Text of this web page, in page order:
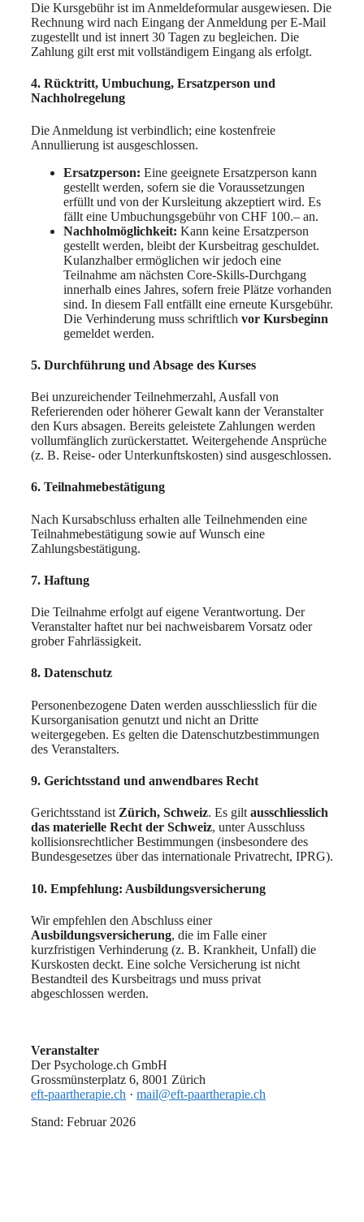
Die Kursgebühr ist im Anmeldeformular ausgewiesen. Die
Rechnung wird nach Eingang der Anmeldung per E-Mail
zugestellt und ist innert 30 Tagen zu begleichen. Die
Zahlung gilt erst mit vollständigem Eingang als erfolgt.
4. Rücktritt, Umbuchung, Ersatzperson und
Nachholregelung
Die Anmeldung ist verbindlich; eine kostenfreie
Annullierung ist ausgeschlossen.
Ersatzperson: Eine geeignete Ersatzperson kann
gestellt werden, sofern sie die Voraussetzungen
erfüllt und von der Kursleitung akzeptiert wird. Es
fällt eine Umbuchungsgebühr von CHF 100.– an.
Nachholmöglichkeit: Kann keine Ersatzperson
gestellt werden, bleibt der Kursbeitrag geschuldet.
Kulanzhalber ermöglichen wir jedoch eine
Teilnahme am nächsten Core-Skills-Durchgang
innerhalb eines Jahres, sofern freie Plätze vorhanden
sind. In diesem Fall entfällt eine erneute Kursgebühr.
Die Verhinderung muss schriftlich vor Kursbeginn
gemeldet werden.
5. Durchführung und Absage des Kurses
Bei unzureichender Teilnehmerzahl, Ausfall von
Referierenden oder höherer Gewalt kann der Veranstalter
den Kurs absagen. Bereits geleistete Zahlungen werden
vollumfänglich zurückerstattet. Weitergehende Ansprüche
(z. B. Reise- oder Unterkunftskosten) sind ausgeschlossen.
6. Teilnahmebestätigung
Nach Kursabschluss erhalten alle Teilnehmenden eine
Teilnahmebestätigung sowie auf Wunsch eine
Zahlungsbestätigung.
7. Haftung
Die Teilnahme erfolgt auf eigene Verantwortung. Der
Veranstalter haftet nur bei nachweisbarem Vorsatz oder
grober Fahrlässigkeit.
8. Datenschutz
Personenbezogene Daten werden ausschliesslich für die
Kursorganisation genutzt und nicht an Dritte
weitergegeben. Es gelten die Datenschutzbestimmungen
des Veranstalters.
9. Gerichtsstand und anwendbares Recht
Gerichtsstand ist Zürich, Schweiz. Es gilt ausschliesslich
das materielle Recht der Schweiz, unter Ausschluss
kollisionsrechtlicher Bestimmungen (insbesondere des
Bundesgesetzes über das internationale Privatrecht, IPRG).
10. Empfehlung: Ausbildungsversicherung
Wir empfehlen den Abschluss einer
Ausbildungsversicherung, die im Falle einer
kurzfristigen Verhinderung (z. B. Krankheit, Unfall) die
Kurskosten deckt. Eine solche Versicherung ist nicht
Bestandteil des Kursbeitrags und muss privat
abgeschlossen werden.
Veranstalter
Der Psychologe.ch GmbH
Grossmünsterplatz 6, 8001 Zürich
eft-paartherapie.ch · mail@eft-paartherapie.ch
Stand: Februar 2026